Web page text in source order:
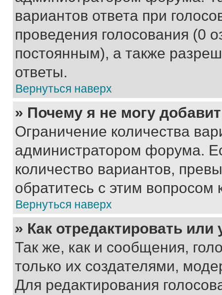
вариантов ответа при
проведения голосования (0
постоянным), а также
ответы.
Вернуться наверх
» Почему я не могу
Ограничение количества
администратором форума.
количество вариантов,
обратитесь с этим вопросом
Вернуться наверх
» Как отредактировать
Так же, как и сообщения,
только их создателями,
Для редактирования